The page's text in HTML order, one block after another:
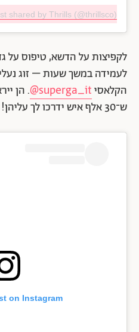
shared by Thrills (@thrillsco)
לקפיצות על הדשא, טיפוס על
לעמידה במשך שעות – זוג
הקלאסיsuperga_it@
. הן
ש־30 אלף איש ידרכו לך עליהן!
on Instagram